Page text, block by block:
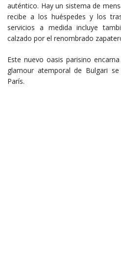
auténtico. Hay un sistema de
recibe a los huéspedes y los
servicios a medida incluye
calzado por el renombrado
Este nuevo oasis parisino
glamour atemporal de Bulgari
París.